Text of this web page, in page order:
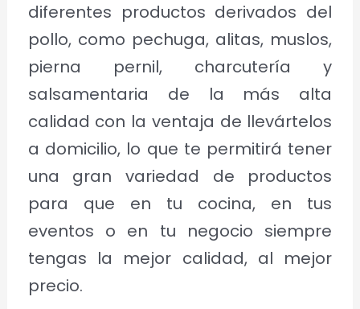
diferentes productos derivados del
pollo, como pechuga, alitas, muslos,
pierna pernil, charcutería y
salsamentaria de la más alta
calidad con la ventaja de llevártelos
a domicilio, lo que te permitirá tener
una gran variedad de productos
para que en tu cocina, en tus
eventos o en tu negocio siempre
tengas la mejor calidad, al mejor
precio.